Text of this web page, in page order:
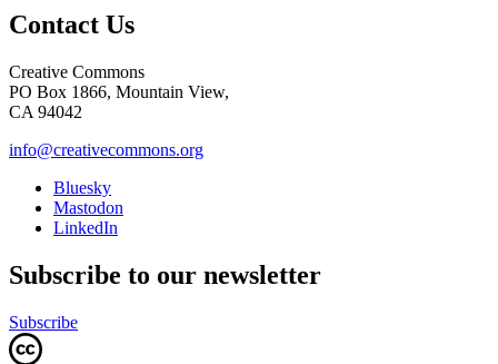
Contact Us
Creative Commons
PO Box 1866, Mountain View,
CA 94042
info@creativecommons.org
Bluesky
Mastodon
LinkedIn
Subscribe to our newsletter
Subscribe